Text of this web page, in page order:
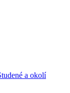
a okolí